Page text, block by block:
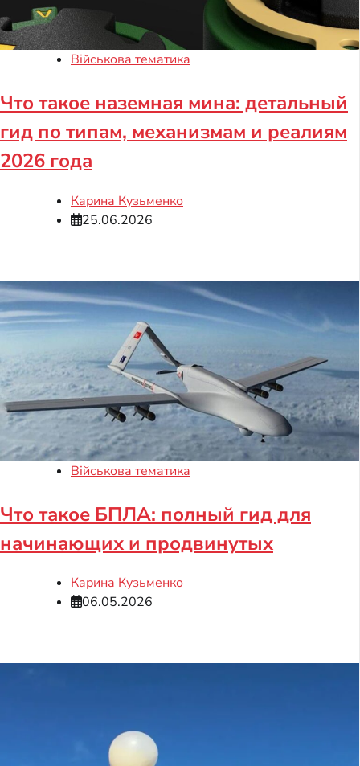
Військова тематика
Что такое наземная мина: детальный
гид по типам, механизмам и реалиям
2026 года
Карина Кузьменко
25.06.2026
Військова тематика
Что такое БПЛА: полный гид для
начинающих и продвинутых
Карина Кузьменко
06.05.2026